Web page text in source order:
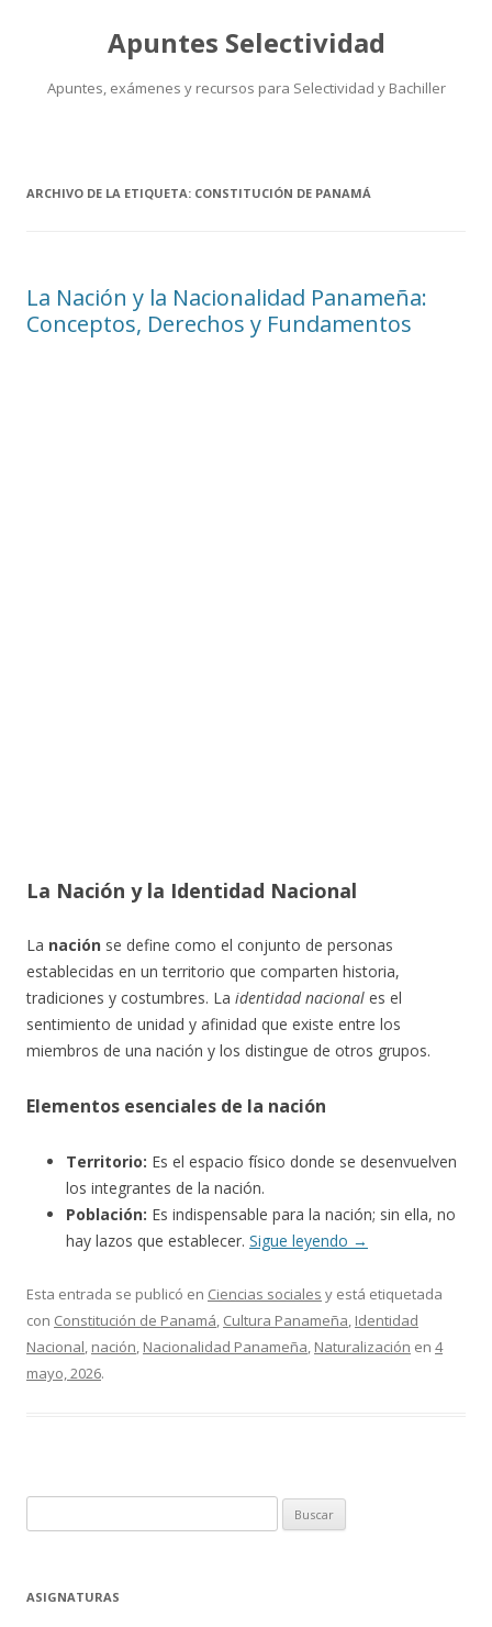
Apuntes Selectividad
Apuntes, exámenes y recursos para Selectividad y Bachiller
ARCHIVO DE LA ETIQUETA: CONSTITUCIÓN DE PANAMÁ
La Nación y la Nacionalidad Panameña:
Conceptos, Derechos y Fundamentos
La Nación y la Identidad Nacional
La nación se define como el conjunto de personas
establecidas en un territorio que comparten historia,
tradiciones y costumbres. La identidad nacional es el
sentimiento de unidad y afinidad que existe entre los
miembros de una nación y los distingue de otros grupos.
Elementos esenciales de la nación
Territorio: Es el espacio físico donde se desenvuelven
los integrantes de la nación.
Población: Es indispensable para la nación; sin ella, no
hay lazos que establecer. Sigue leyendo →
Esta entrada se publicó en Ciencias sociales y está etiquetada
con Constitución de Panamá, Cultura Panameña, Identidad
Nacional, nación, Nacionalidad Panameña, Naturalización en 4
mayo, 2026.
ASIGNATURAS